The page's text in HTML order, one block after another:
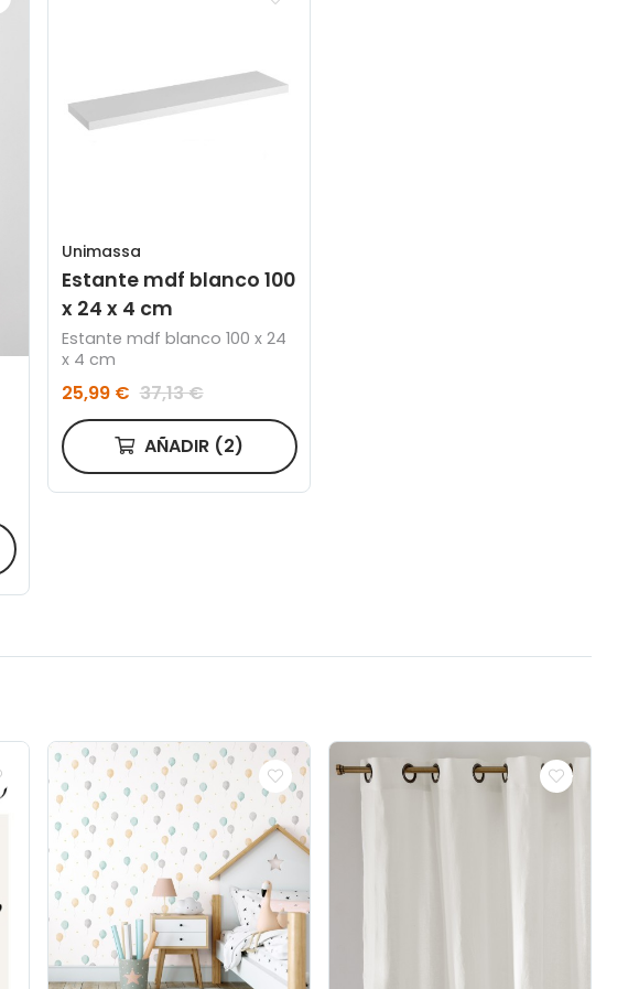
Unimassa
Estante mdf blanco 100
x 24 x 4 cm
Estante mdf blanco 100 x 24
x 4 cm
25,99 € 37,13 €
AÑADIR (2)